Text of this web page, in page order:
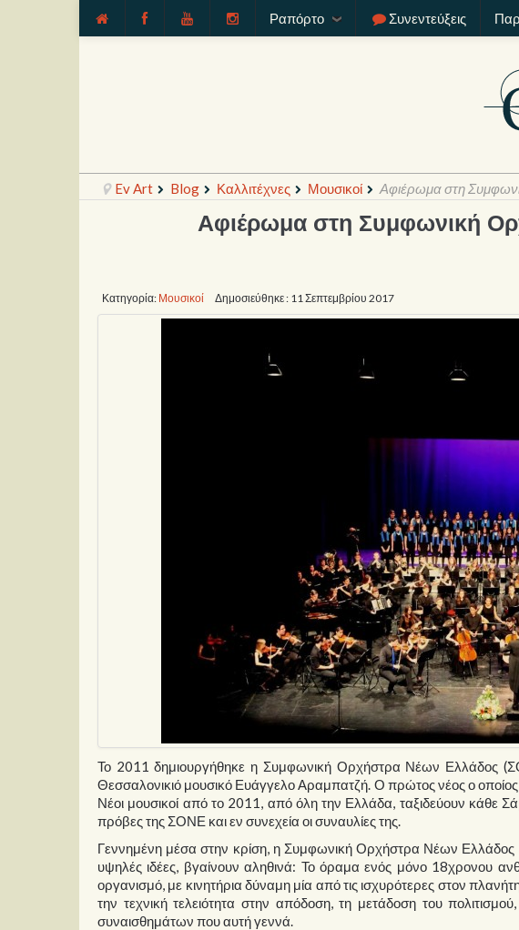
Ραπόρτο Συνεντεύξεις
Ev Art Blog Καλλιτέχνες Μουσικοί Αφιέρωμα στη
Αφιέρωμα στη Συμφωνική
Κατηγορία: Μουσικοί Δημοσιεύθηκε : 11 Σεπτεμβρίου 2017
Το 2011 δημιουργήθηκε η Συμφωνική Ορχήστρα Νέων Ελλάδος
Θεσσαλονικιό μουσικό Ευάγγελο Αραμπατζή. Ο πρώτος νέος ο
Νέοι μουσικοί από το 2011, από όλη την Ελλάδα, ταξιδεύουν κάθε
πρόβες της ΣΟΝΕ και εν συνεχεία οι συναυλίες της.
Γεννημένη μέσα στην κρίση, η Συμφωνική Ορχήστρα Νέων Ελλάδος
υψηλές ιδέες, βγαίνουν αληθινά: Το όραμα ενός μόνο 18χρονου
οργανισμό, με κινητήρια δύναμη μία από τις ισχυρότερες στον
την τεχνική τελειότητα στην απόδοση, τη μετάδοση του
συναισθημάτων που αυτή γεννά.